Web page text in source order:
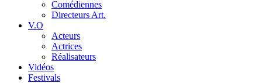
Comédiennes
Directeurs Art.
V.O
Acteurs
Actrices
Réalisateurs
Vidéos
Festivals